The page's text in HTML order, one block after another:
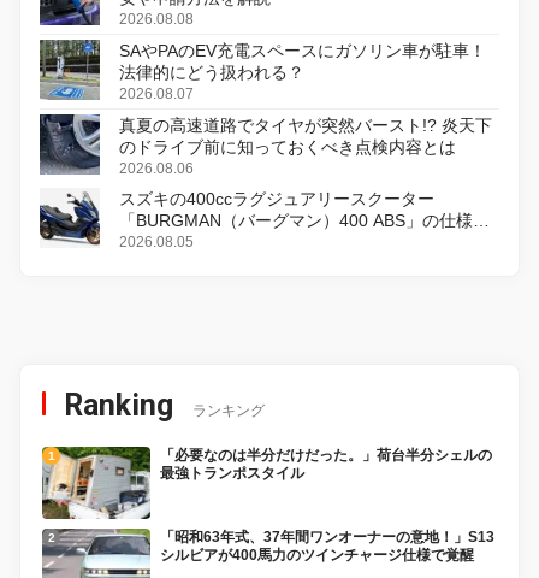
2026.08.08
SAやPAのEV充電スペースにガソリン車が駐車！
法律的にどう扱われる？
2026.08.07
真夏の高速道路でタイヤが突然バースト!? 炎天下
のドライブ前に知っておくべき点検内容とは
2026.08.06
スズキの400ccラグジュアリースクーター
「BURGMAN（バーグマン）400 ABS」の仕様を
変更し、8月18日に発売
2026.08.05
Ranking ランキング
「必要なのは半分だけだった。」荷台半分シェルの
最強トランポスタイル
「昭和63年式、37年間ワンオーナーの意地！」S13
シルビアが400馬力のツインチャージ仕様で覚醒